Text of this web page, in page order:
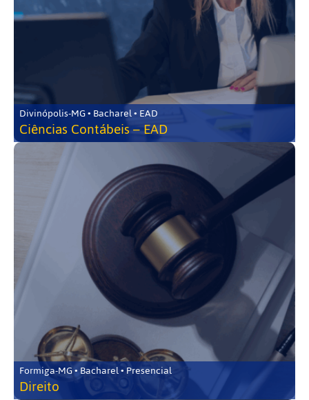
Divinópolis-MG • Bacharel • EAD
Ciências Contábeis – EAD
Formiga-MG • Bacharel • Presencial
Direito